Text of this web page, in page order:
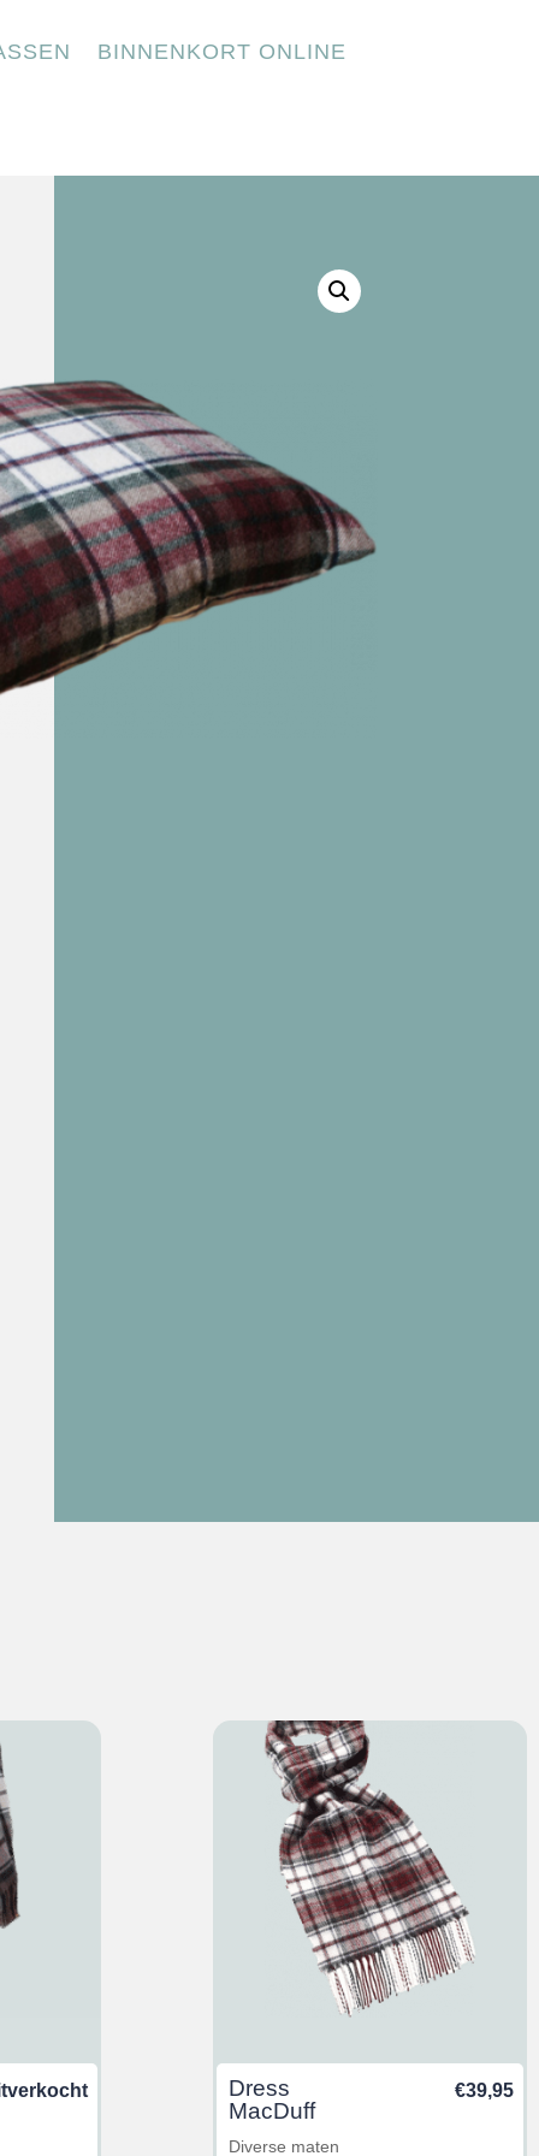
BINNENKORT ONLINE
Dress
MacDuff
€39,95
Diverse maten